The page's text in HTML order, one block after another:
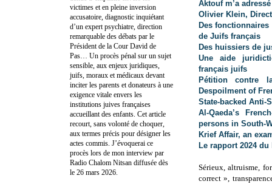
Aktouf m’a
Olivier Klein,
Des
de Juifs français
Des huissiers de
Une aide
français juifs
Pétition contre
Despoilment of
State-backed Anti-
Al-Qaeda’s
persons in South-
Krief Affair, an
Le rapport 2024
Sérieux, altruisme,
correct »,
victimes et en pleine inversion
accusatoire, diagnostic inquiétant
d’un expert psychiatre, direction
remarquable des débats par le
Président de la Cour David de
Pas… Un procès pénal sur un sujet
sensible, aux enjeux juridiques,
juifs, moraux et médicaux devant
inciter les parents et donateurs à une
exigence vitale envers les
institutions juives françaises
accueillant des enfants. Cet article
recourt, sans volonté de choquer,
aux termes précis pour désigner les
actes commis. J’évoquerai ce
procès lors de mon interview par
Radio Chalom Nitsan diffusée dès
le 26 mars 2026.